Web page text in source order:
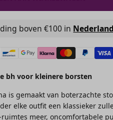
boven €100 in Nederland
bh voor kleinere borsten
is gemaakt van boterzachte
elke outfit een klassieker
meer, oncomfortabele